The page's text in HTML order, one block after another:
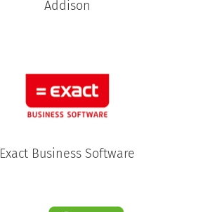
Addison
Exact Business Software